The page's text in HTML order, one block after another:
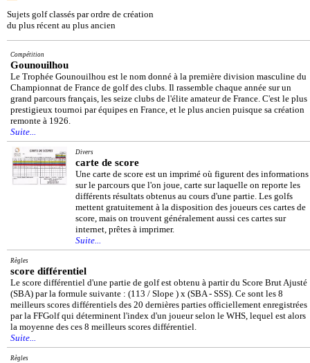
Sujets golf classés par ordre de création
du plus récent au plus ancien
Compétition
Gounouilhou
Le Trophée Gounouilhou est le nom donné à la première division masculine du
Championnat de France de golf des clubs. Il rassemble chaque année sur un
grand parcours français, les seize clubs de l'élite amateur de France. C'est le plus
prestigieux tournoi par équipes en France, et le plus ancien puisque sa création
remonte à 1926.
Suite...
Divers
carte de score
Une carte de score est un imprimé où figurent des informations
sur le parcours que l'on joue, carte sur laquelle on reporte les
différents résultats obtenus au cours d'une partie. Les golfs
mettent gratuitement à la disposition des joueurs ces cartes de
score, mais on trouvent généralement aussi ces cartes sur
internet, prêtes à imprimer.
Suite...
Règles
score différentiel
Le score différentiel d'une partie de golf est obtenu à partir du Score Brut Ajusté
(SBA) par la formule suivante : (113 / Slope ) x (SBA - SSS). Ce sont les 8
meilleurs scores différentiels des 20 dernières parties officiellement enregistrées
par la FFGolf qui déterminent l'index d'un joueur selon le WHS, lequel est alors
la moyenne des ces 8 meilleurs scores différentiel.
Suite...
Règles